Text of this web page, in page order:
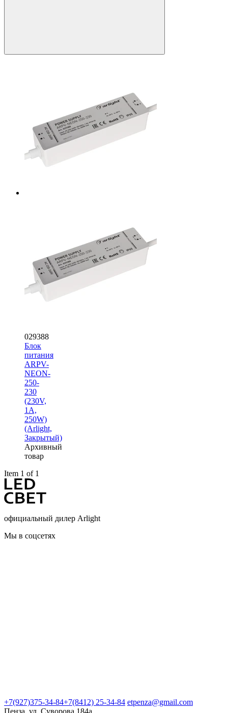
029388
Блок
питания
ARPV-
NEON-
250-
230
(230V,
1A,
250W)
(Arlight,
Закрытый)
Архивный
товар
Item 1 of 1
официальный дилер Arlight
Мы в соцсетях
+7(927)375-34-84+7(8412) 25-34-84 etpenza@gmail.com
Пенза, ул. Cуворова 184а